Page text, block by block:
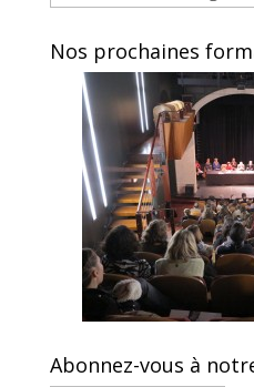
Nos prochaines
Abonnez-vous à